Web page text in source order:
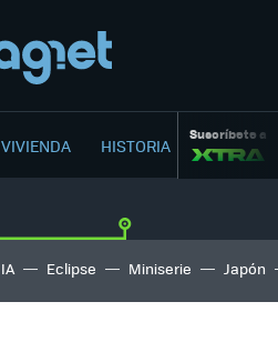
VIVIENDA HISTORIA Suscríbete a
IA Eclipse Miniserie Japón